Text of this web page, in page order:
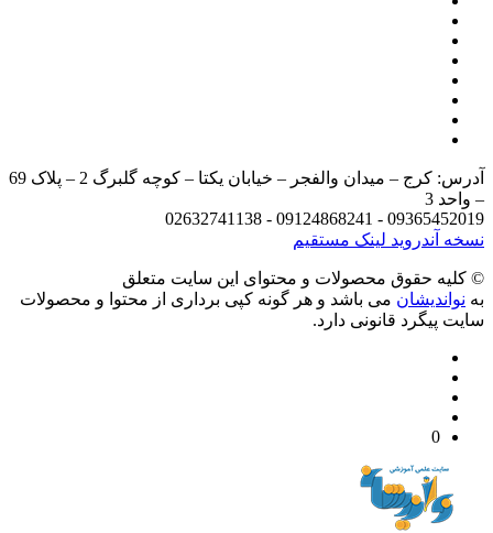
آدرس: کرج – میدان والفجر – خیابان یکتا – کوچه گلبرگ 2 – پلاک 69
3
09365452019 - 09124868241 -
آندرویدلینک مستقیم
حقوق محصولات و محتوای اين سایت متعلق
می باشد و هر گونه کپی برداری از محتوا و محصولات
پیگرد قانونی دارد.